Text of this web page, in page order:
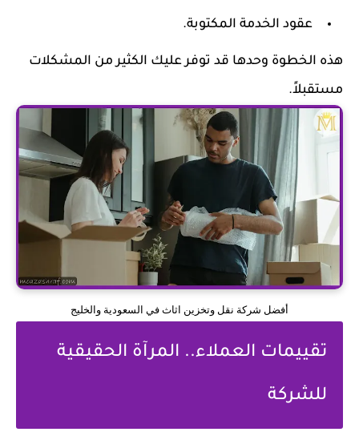
عقود الخدمة المكتوبة.
هذه الخطوة وحدها قد توفر عليك الكثير من المشكلات
مستقبلاً.
أفضل شركة نقل وتخزين اثاث في السعودية والخليج
تقييمات العملاء.. المرآة الحقيقية
للشركة